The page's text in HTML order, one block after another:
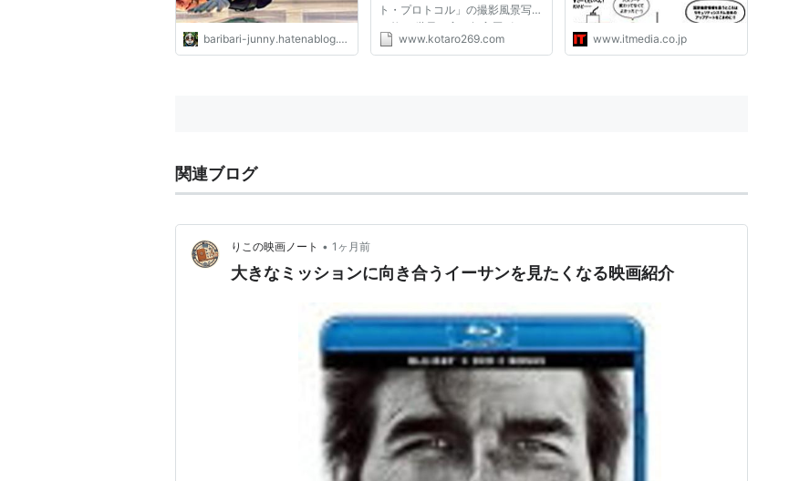
baribari-junny.hatenablog.com
ト・プロトコル」の撮影風景写真
12枚。 世界一高い超高層ビル、
ブルジュ・ハリファでのアクショ
www.kotaro269.com www.itmedia.co.jp
関連ブログ
りこの映画ノート • 1ヶ月前
大きなミッションに向き合うイーサンを見たくなる映画紹介